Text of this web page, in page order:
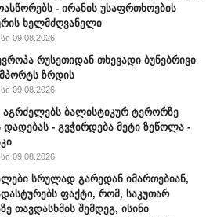
- ირანის უსაფრთხოების
ხელმძღვანელი
09.08.2026
რუსეთიდან თხევადი ბუნებრივი
ზრდის
09.08.2026
აგრძელებს ბალისტიკურ ტერორზე
დადებას - გვჭირდება მეტი ზეწოლა -
09.08.2026
სრულად გარედან იმართებიან,
ფაქტი, რომ, საკუთარ
თავდასხმის შემდეგ, ისინი